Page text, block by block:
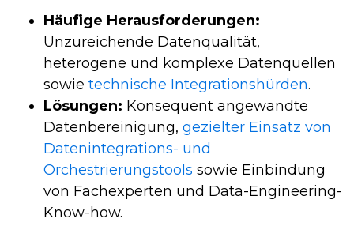
Häufige Herausforderungen:
Unzureichende Datenqualität,
heterogene und komplexe Datenquellen
sowie technische Integrationshürden.
Lösungen: Konsequent angewandte
Datenbereinigung, gezielter Einsatz von
Datenintegrations- und
Orchestrierungstools sowie Einbindung
von Fachexperten und Data-Engineering-
Know-how.